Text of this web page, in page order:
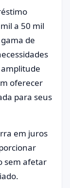
a 50 mil
de
oferecer
para seus
em juros
sem afetar